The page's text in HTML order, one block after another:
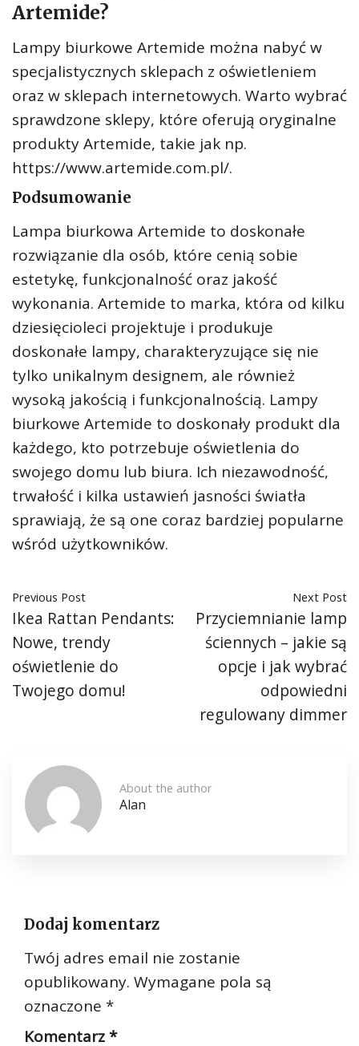
Artemide?
Lampy biurkowe Artemide można nabyć w
specjalistycznych sklepach z oświetleniem
oraz w sklepach internetowych. Warto wybrać
sprawdzone sklepy, które oferują oryginalne
produkty Artemide, takie jak np.
https://www.artemide.com.pl/.
Podsumowanie
Lampa biurkowa Artemide to doskonałe
rozwiązanie dla osób, które cenią sobie
estetykę, funkcjonalność oraz jakość
wykonania. Artemide to marka, która od kilku
dziesięcioleci projektuje i produkuje
doskonałe lampy, charakteryzujące się nie
tylko unikalnym designem, ale również
wysoką jakością i funkcjonalnością. Lampy
biurkowe Artemide to doskonały produkt dla
każdego, kto potrzebuje oświetlenia do
swojego domu lub biura. Ich niezawodność,
trwałość i kilka ustawień jasności światła
sprawiają, że są one coraz bardziej popularne
wśród użytkowników.
Previous Post
Ikea Rattan Pendants:
Nowe, trendy
oświetlenie do
Twojego domu!
Next Post
Przyciemnianie lamp
ściennych – jakie są
opcje i jak wybrać
odpowiedni
regulowany dimmer
About the author
Alan
Dodaj komentarz
Twój adres email nie zostanie
opublikowany. Wymagane pola są
oznaczone *
Komentarz*